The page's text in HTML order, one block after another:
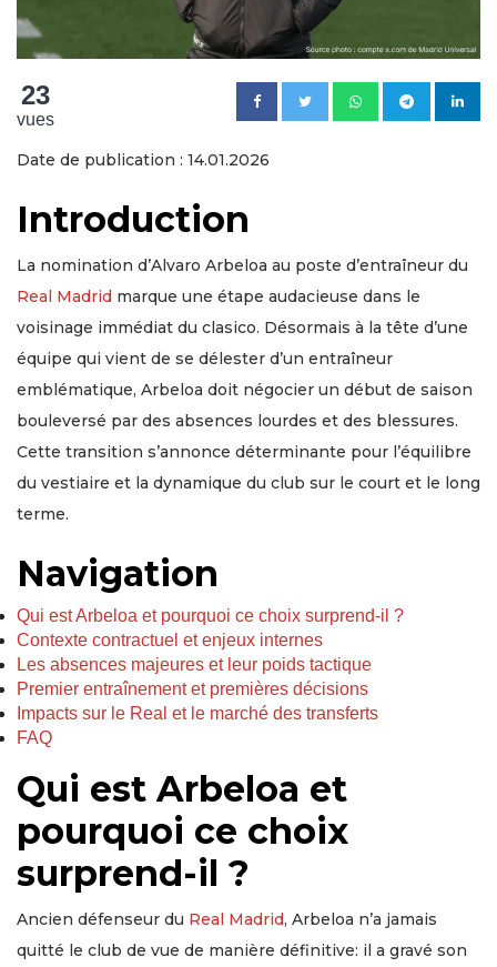
23
vues
Date de publication : 14.01.2026
Introduction
La nomination d’Alvaro Arbeloa au poste d’entraîneur du
Real Madrid marque une étape audacieuse dans le
voisinage immédiat du clasico. Désormais à la tête d’une
équipe qui vient de se délester d’un entraîneur
emblématique, Arbeloa doit négocier un début de saison
bouleversé par des absences lourdes et des blessures.
Cette transition s’annonce déterminante pour l’équilibre
du vestiaire et la dynamique du club sur le court et le long
terme.
Navigation
Qui est Arbeloa et pourquoi ce choix surprend-il ?
Contexte contractuel et enjeux internes
Les absences majeures et leur poids tactique
Premier entraînement et premières décisions
Impacts sur le Real et le marché des transferts
FAQ
Qui est Arbeloa et
pourquoi ce choix
surprend-il ?
Ancien défenseur du Real Madrid, Arbeloa n’a jamais
quitté le club de vue de manière définitive: il a gravé son